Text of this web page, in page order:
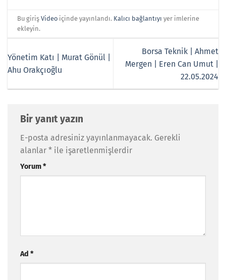
Bu girişVideo içinde yayınlandı. Kalıcı bağlantıyı yer imlerine
ekleyin.
Yönetim Katı | Murat Gönül |
Ahu Orakçıoğlu
Borsa Teknik | Ahmet
Mergen | Eren Can Umut |
22.05.2024
Bir yanıt yazın
E-posta adresiniz yayınlanmayacak. Gerekli
alanlar * ile işaretlenmişlerdir
Yorum*
Ad *